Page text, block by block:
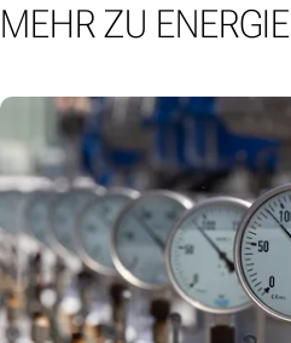
MEHR ZU ENERGIE